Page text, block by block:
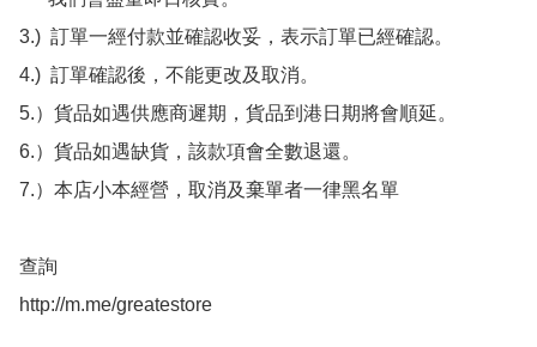
3.)  訂單一經付款並確認收妥，表示訂單已經確認。
4.)  訂單確認後，不能更改及取消。
5.）貨品如遇供應商遲期，貨品到港日期將會順延。
6.）貨品如遇缺貨，該款項會全數退還。
7.）本店小本經營，取消及棄單者一律黑名單
查詢
http://m.me/greatestore